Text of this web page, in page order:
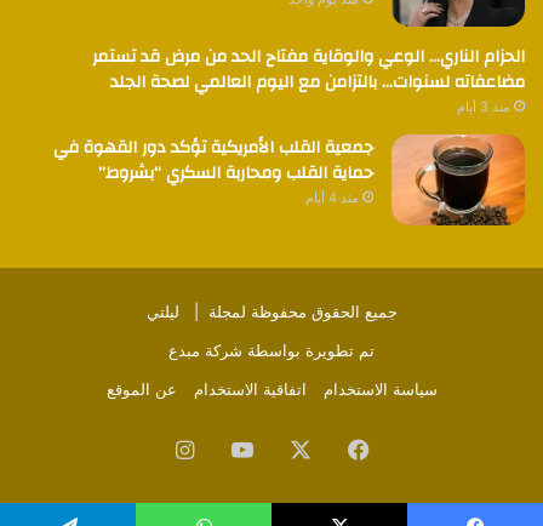
الحزام الناري… الوعي والوقاية مفتاح الحد من مرض قد تستمر
مضاعفاته لسنوات… بالتزامن مع اليوم العالمي لصحة الجلد
منذ 3 أيام
جمعية القلب الأمريكية تؤكد دور القهوة في
حماية القلب ومحاربة السكري “بشروط”
منذ 4 أيام
جميع الحقوق محفوظة لمجلة | ليلتي
تم تطويرة بواسطة شركة مبدع
سياسة الاستخدام
اتفاقية الاستخدام عن الموقع
فيسبوك ‫YouTubeانستقرام